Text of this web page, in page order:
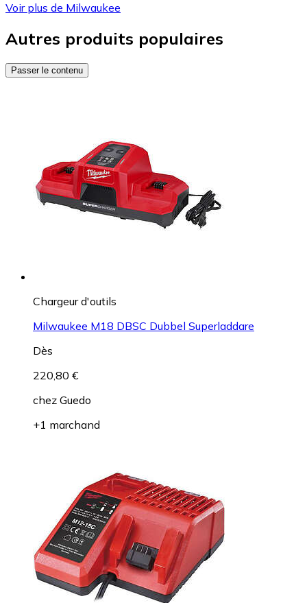
Voir plus de Milwaukee
Autres produits populaires
Passer le contenu
Chargeur d'outils
Milwaukee M18 DBSC Dubbel Superladdare
Dès
220,80 €
chez Guedo
+1 marchand